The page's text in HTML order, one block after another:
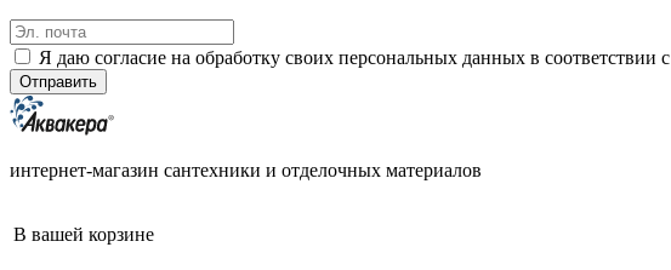
Я даю согласие на обработку своих персональных данных в соответствии с
интернет-магазин сантехники и отделочных материалов
В вашей корзине